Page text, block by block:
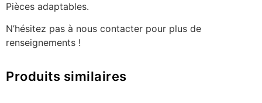
Pièces adaptables.
N’hésitez pas à nous contacter pour plus de
renseignements !
Produits similaires